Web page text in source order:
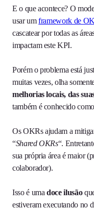
E o que acontece? O
usar umframework de
cascatear por todas as
impactam este KPI.
Porém o problema está
muitas vezes, olha
melhorias locais, das
também é conhecido
Os OKRs ajudam a
“Shared OKRs“.
sua própria área é maior
colaborador).
Isso é umadoce ilusão
estiveram executando no